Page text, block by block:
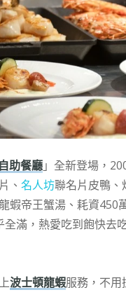
助餐廳」全新登場，
、名人坊聯名片皮鴨
蝦帝王蟹湯、耗資
滿，熱愛吃到飽快去
波士頓龍蝦服務，不用